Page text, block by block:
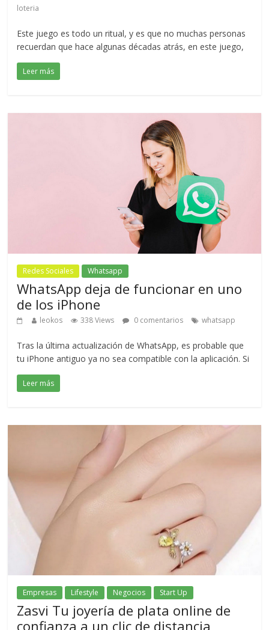
loteria
Este juego es todo un ritual, y es que no muchas personas
recuerdan que hace algunas décadas atrás, en este juego,
Leer más
Redes Sociales Whatsapp
WhatsApp deja de funcionar en uno
de los iPhone
leokos 338 Views 0 comentarios whatsapp
Tras la última actualización de WhatsApp, es probable que
tu iPhone antiguo ya no sea compatible con la aplicación. Si
Leer más
Empresas Lifestyle Negocios Start Up
Zasvi Tu joyería de plata online de
confianza a un clic de distancia